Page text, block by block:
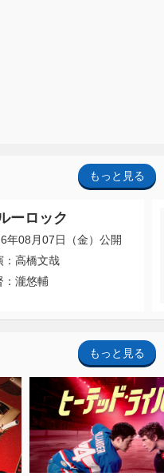
もっと見る
ーロック
年08月07日（金）公開
：高橋文哉
：瀧悠輔
もっと見る